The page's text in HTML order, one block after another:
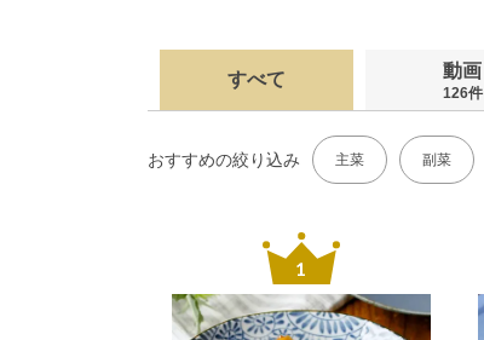
すべて 動画
126件
おすすめの絞り込み 主菜 副菜